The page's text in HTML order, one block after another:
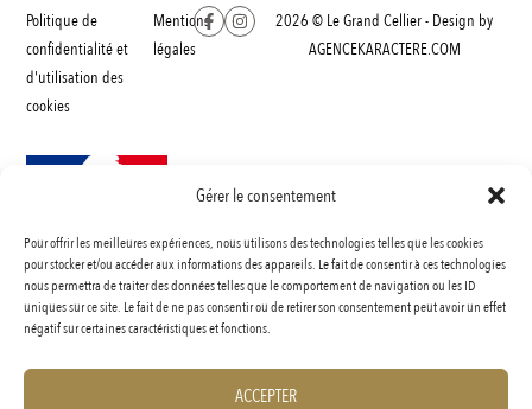
Gérer le consentement
Pour offrir les meilleures expériences, nous utilisons des technologies telles que les cookies
pour stocker et/ou accéder aux informations des appareils. Le fait de consentir à ces technologies
nous permettra de traiter des données telles que le comportement de navigation ou les ID
uniques sur ce site. Le fait de ne pas consentir ou de retirer son consentement peut avoir un effet
négatif sur certaines caractéristiques et fonctions.
ACCEPTER
Politique de
confidentialité et
d'utilisation des
cookies
Mentions
légales
2026 © Le Grand Cellier - Design by
AGENCEKARACTERE.COM
INTERDICTION DE VENTE DE BOISSONS ALCOOLIQUES AUX MINEURS DE MOINS
DE 18 ANS
La preuve de majorité de l’acheteur est éxigée au moment de la vente en ligne.